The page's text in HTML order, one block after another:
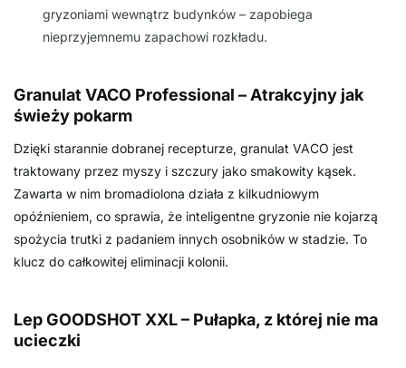
gryzoniami wewnątrz budynków – zapobiega
nieprzyjemnemu zapachowi rozkładu.
Granulat VACO Professional – Atrakcyjny jak
świeży pokarm
Dzięki starannie dobranej recepturze, granulat VACO jest
traktowany przez myszy i szczury jako smakowity kąsek.
Zawarta w nim bromadiolona działa z kilkudniowym
opóźnieniem, co sprawia, że inteligentne gryzonie nie kojarzą
spożycia trutki z padaniem innych osobników w stadzie. To
klucz do całkowitej eliminacji kolonii.
Lep GOODSHOT XXL – Pułapka, z której nie ma
ucieczki